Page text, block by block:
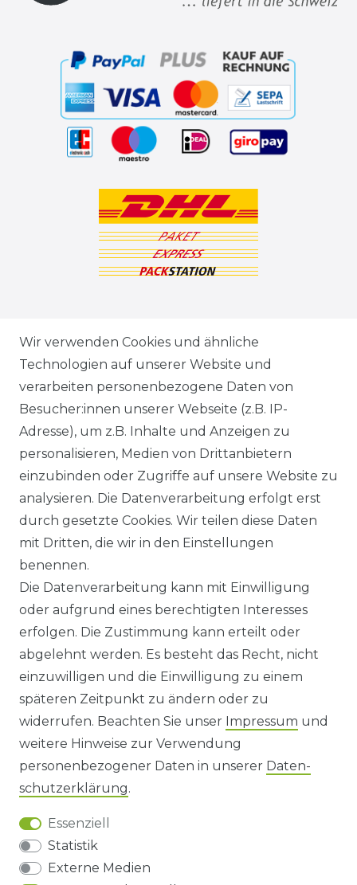
VERSANDARTEN & -KOSTEN
GEWERBETREIBENDE?
HILFE
KONTAKT
ANFAHRT
WIDERRUFS­FORMULAR
HINWEISE ZUR BATTERIEENTSORGUNG
IMPRESSUM
AGB UND KUNDENINFORMATIONEN
DATENSCHUTZERKLÄRUNG
BARRIEREFREIHEIT
Wir verwenden Cookies und ähnliche
Technologien auf unserer Website und
verarbeiten personenbezogene Daten von
Besucher:innen unserer Webseite (z.B. IP-
Adresse), um z.B. Inhalte und Anzeigen zu
personalisieren, Medien von Drittanbietern
einzubinden oder Zugriffe auf unsere Website zu
analysieren. Die Datenverarbeitung erfolgt erst
durch gesetzte Cookies. Wir teilen diese Daten
mit Dritten, die wir in den Einstellungen
benennen.
Die Datenverarbeitung kann mit Einwilligung
oder aufgrund eines berechtigten Interesses
erfolgen. Die Zustimmung kann erteilt oder
abgelehnt werden. Es besteht das Recht, nicht
einzuwilligen und die Einwilligung zu einem
späteren Zeitpunkt zu ändern oder zu
widerrufen. Beachten Sie unser Impressum und
weitere Hinweise zur Verwendung
personenbezogener Daten in unserer Daten­
schutz­erklärung.
Essenziell
Statistik
Externe Medien